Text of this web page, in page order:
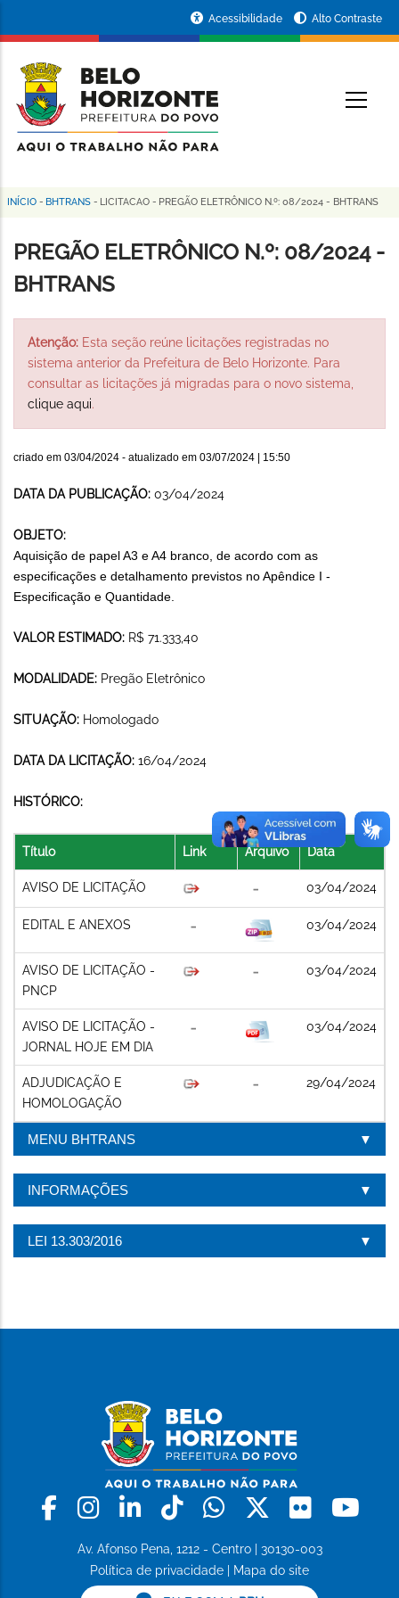
conteúdo
principal
da
Prefeitura
de
Horizonte
Acessibilidade Alto Contraste
Trilha
de
navegação
INÍCIO - BHTRANS - LICITACAO - PREGÃO ELETRÔNICO N.º: 08/2024 - BHTRANS
PREGÃO ELETRÔNICO N.º: 08/2024 -
BHTRANS
Atenção: Esta seção reúne licitações registradas no
sistema anterior da Prefeitura de Belo Horizonte. Para
consultar as licitações já migradas para o novo sistema,
clique aqui.
criado em 03/04/2024 - atualizado em 03/07/2024 | 15:50
DATA DA PUBLICAÇÃO: 03/04/2024
OBJETO:
Aquisição de papel A3 e A4 branco, de acordo com as
especificações e detalhamento previstos no Apêndice I -
Especificação e Quantidade.
VALOR ESTIMADO: R$ 71.333,40
MODALIDADE: Pregão Eletrônico
SITUAÇÃO: Homologado
DATA DA LICITAÇÃO: 16/04/2024
HISTÓRICO:
Título Link Arquivo Data
AVISO DE LICITAÇÃO 03/04/2024
EDITAL E ANEXOS 03/04/2024
AVISO DE LICITAÇÃO -
PNCP
03/04/2024
AVISO DE LICITAÇÃO -
JORNAL HOJE EM DIA
03/04/2024
ADJUDICAÇÃO E
HOMOLOGAÇÃO
29/04/2024
MENU BHTRANS
INFORMAÇÕES
LEI 13.303/2016
Facebook
Instagram
LinkedinTiktokWhatsapp
X Flickr
Av. Afonso Pena, 1212 - Centro | 30130-003
Política de privacidade
Mapa do site